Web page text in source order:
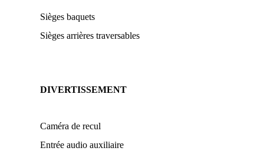
Sièges baquets
Sièges arrières traversables
DIVERTISSEMENT
Caméra de recul
Entrée audio auxiliaire